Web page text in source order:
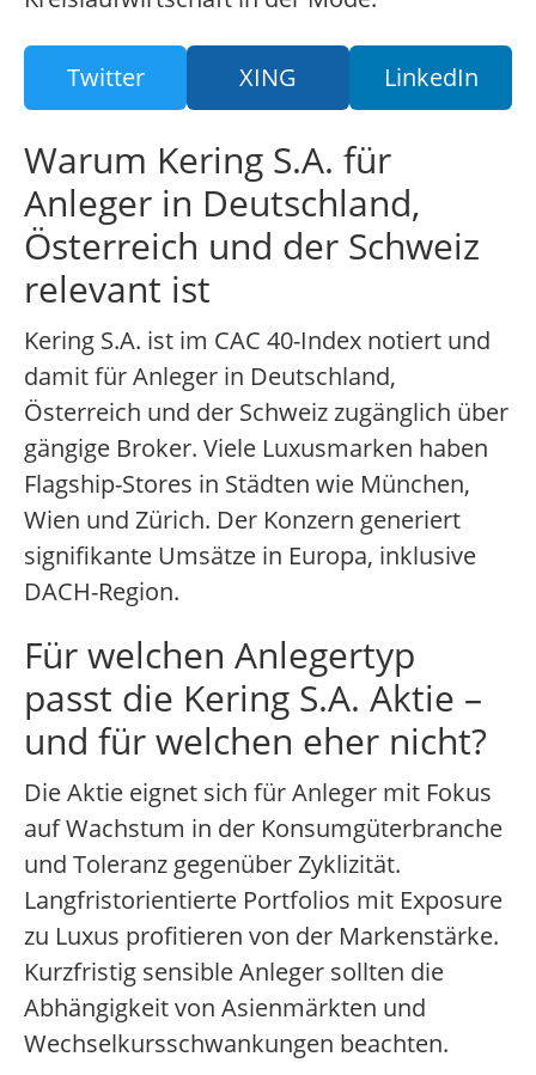
Twitter XING LinkedIn
Warum Kering S.A. für
Anleger in Deutschland,
Österreich und der Schweiz
relevant ist
Kering S.A. ist im CAC 40-Index notiert und
damit für Anleger in Deutschland,
Österreich und der Schweiz zugänglich über
gängige Broker. Viele Luxusmarken haben
Flagship-Stores in Städten wie München,
Wien und Zürich. Der Konzern generiert
signifikante Umsätze in Europa, inklusive
DACH-Region.
Für welchen Anlegertyp
passt die Kering S.A. Aktie –
und für welchen eher nicht?
Die Aktie eignet sich für Anleger mit Fokus
auf Wachstum in der Konsumgüterbranche
und Toleranz gegenüber Zyklizität.
Langfristorientierte Portfolios mit Exposure
zu Luxus profitieren von der Markenstärke.
Kurzfristig sensible Anleger sollten die
Abhängigkeit von Asienmärkten und
Wechselkursschwankungen beachten.